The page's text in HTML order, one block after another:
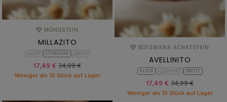
MONDSTEIN
MILLAZITO
STANDARD
17,49 € 34,99 €
Weniger als 10 Stück auf Lager
BOTSWANA ACHATSTEIN
AVELLINITO
KLEIN BREITE
17,49 € 34,99 €
Weniger als 10 Stück auf Lager